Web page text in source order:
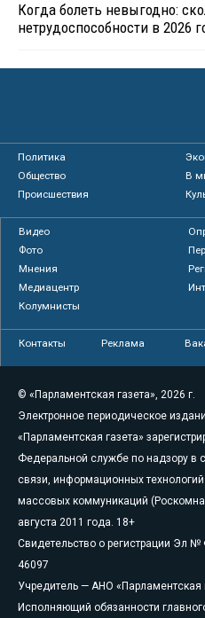
Когда болеть невыгодно:
нетрудоспособности в 2026
Политика
Общество
В
Происшествия
Видео
Фото
Мнения
Медиацентр
Колумнисты
Контакты Реклама
© «Парламентская газета», 2026 г.
Электронное периодическое
«Парламентская газета»
Федеральной службе по надзору в
связи, информационных технологий
массовых коммуникаций
августа 2011 года. 18+
Свидетельство о регистрации Эл
46097
Учредитель — АНО «Парламентская
Исполняющий обязанности